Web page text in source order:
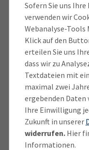
Sofern Sie uns
verwenden wir
Webanalyse-Tools
Klick auf den
erteilen Sie uns
dass wir zu
Textdateien mit
maximal zwei
ergebenden Daten
Ihre Einwilligung
Zukunft in unserer
widerrufen.Hier
Informationen.
Widerrufsrecht,
des
Internet) oder
Maklers
Der Makler hat
bezüglich dieses
dem
Fehlende oder
sind
Die
Maklervertrages